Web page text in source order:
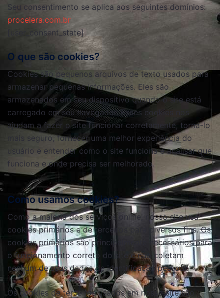
Seu consentimento se aplica aos seguintes domínios:
procelera.com.br
[user_consent_state]
O que são cookies?
Cookies são pequenos arquivos de texto usados ​​para
armazenar pequenas informações. Eles são
armazenados em seu dispositivo quando o site está
carregado em seu navegador. Esses cookies nos
ajudam a fazer o site funcionar corretamente, torná-lo
mais seguro, fornecer uma melhor experiência do
usuário e entender como o site funciona e analisar que
funciona e onde precisa ser melhorado.
Como usamos cookies?
Como a maioria dos serviços online, nosso site usa
cookies primários e de terceiros para diversos fins. Os
cookies primários são principalmente necessários para
o funcionamento correto do site e não coletam
nenhum de seus dados de identificação pessoal.
Os cookies de terceiros usados ​​em nosso site são